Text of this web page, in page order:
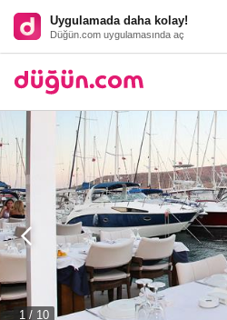
Uygulamada daha kolay!
Düğün.com uygulamasında aç
1 / 10